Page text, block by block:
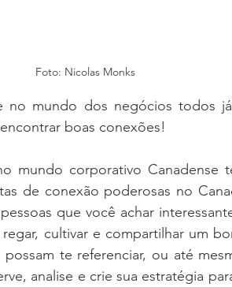
Foto: Nicolas Monks
no mundo dos negócios todos
boas conexões!
mundo corporativo Canadense
de conexão poderosas no
que você achar
cultivar e compartilhar um
te referenciar, ou até
analise e crie sua estratégia